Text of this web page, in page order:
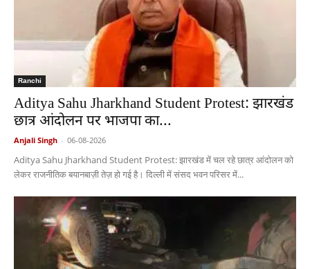
Ranchi
Aditya Sahu Jharkhand Student Protest: झारखंड
छात्र आंदोलन पर भाजपा का...
Anjali Singh - 06-08-2026
Aditya Sahu Jharkhand Student Protest: झारखंड में चल रहे छात्र आंदोलन को
लेकर राजनीतिक बयानबाज़ी तेज़ हो गई है। दिल्ली में संसद भवन परिसर में...